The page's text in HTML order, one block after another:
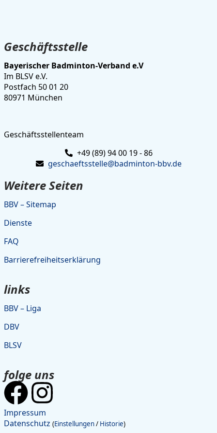
Geschäftsstelle
Bayerischer Badminton-Verband e.V
Im BLSV e.V.
Postfach 50 01 20
80971 München
Geschäftsstellenteam
+49 (89) 94 00 19 - 86
geschaeftsstelle@badminton-bbv.de
Weitere Seiten
BBV – Sitemap
Dienste
FAQ
Barrierefreiheitserklärung
links
BBV – Liga
DBV
BLSV
folge uns
Impressum
Datenschutz (Einstellungen/ Historie)